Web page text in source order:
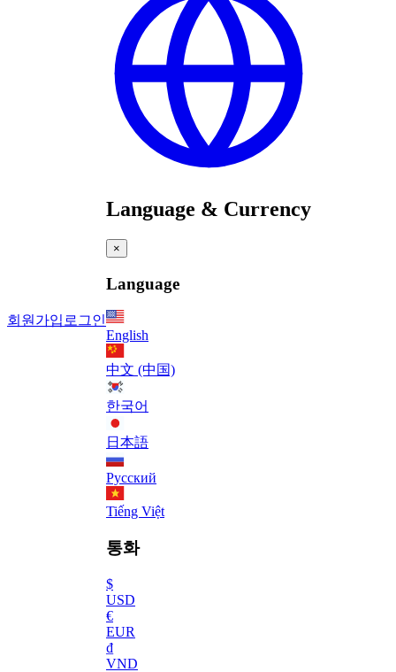
회원가입 로그인
Language & Currency
×
Language
English
中文 (中国)
한국어
日本語
Русский
Tiếng Việt
통화
$
USD
€
EUR
₫
VND